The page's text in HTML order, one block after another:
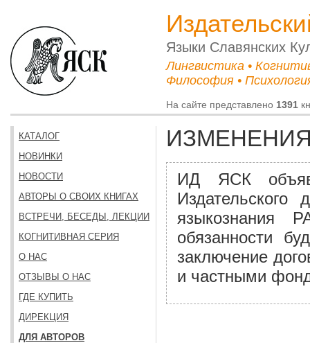
Языки Cлавянских
Лингвистика •
Философия •
На сайте представлено 1391
КАТАЛОГ
НОВИНКИ
НОВОСТИ
АВТОРЫ О СВОИХ КНИГАХ
ВСТРЕЧИ, БЕСЕДЫ, ЛЕКЦИИ
КОГНИТИВНАЯ СЕРИЯ
О НАС
ОТЗЫВЫ О НАС
ГДЕ КУПИТЬ
ДИРЕКЦИЯ
ДЛЯ АВТОРОВ
ИД ЯСК
языкознания
обязанности
заключение
и частными